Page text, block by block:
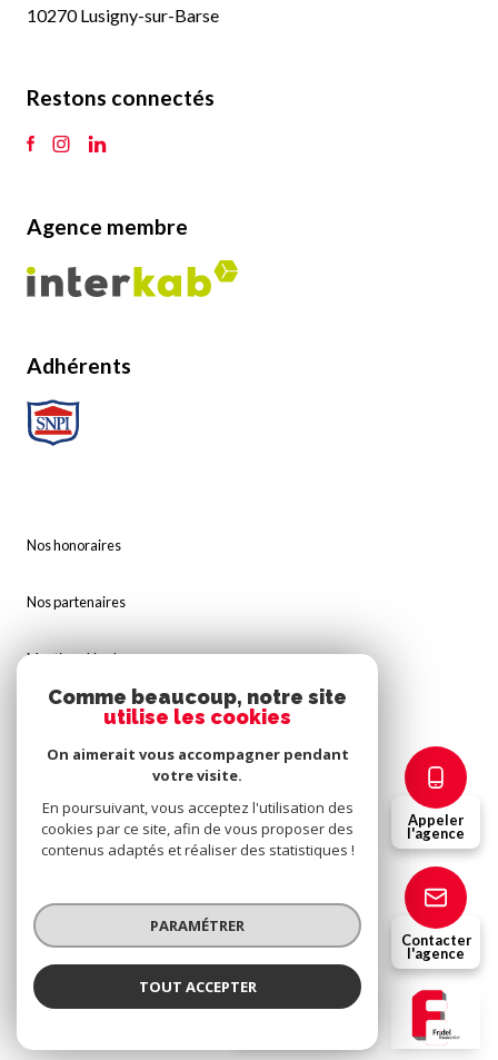
Fridel Immobilier
Appeler
l'agence
Contacter
l'agence
10270 Lusigny-sur-Barse
Restons connectés
Agence membre
Adhérents
Nos honoraires
Nos partenaires
Mentions légales
Cookies
© 2026 | Tous droits réservés
Réalisé par
Comme beaucoup, notre site
utilise les cookies
On aimerait vous accompagner pendant
votre visite.
En poursuivant, vous acceptez l'utilisation des
cookies par ce site, afin de vous proposer des
contenus adaptés et réaliser des statistiques !
PARAMÉTRER
TOUT ACCEPTER